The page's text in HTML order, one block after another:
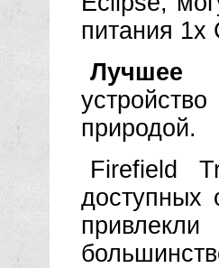
питания 1x
Лучшее
природой.
Firefield
доступных